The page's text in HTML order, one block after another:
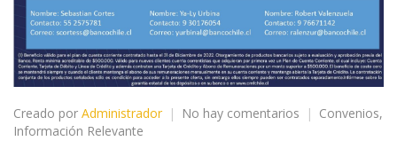
Creado por Administrador No hay comentarios
en Convenios,
Información Relevante